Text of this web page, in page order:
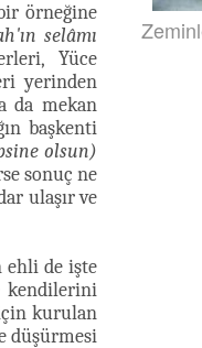
örneğine
selâmı
Yüce
yerinden
da mekan
başkenti
olsun)
sonuç ne
ulaşır ve
ehli de işte
kendilerini
kurulan
düşürmesi